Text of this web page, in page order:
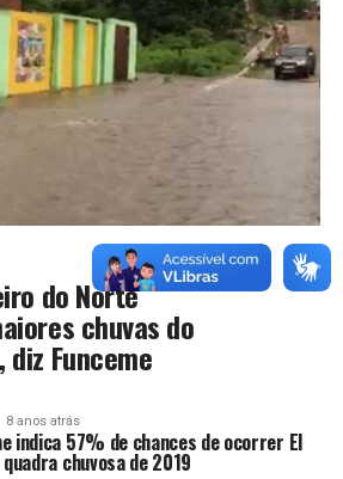
do Norte
chuvas do
diz Funceme
8 anos atrás
indica 57% de chances de ocorrer El
quadra chuvosa de 2019